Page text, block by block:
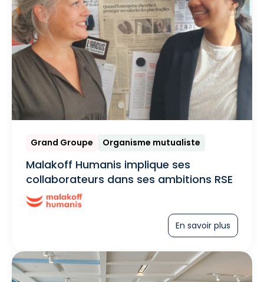
Grand Groupe Organisme mutualiste
Malakoff Humanis implique ses
collaborateurs dans ses ambitions RSE
En savoir plus